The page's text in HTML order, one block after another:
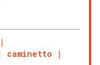
caminetto